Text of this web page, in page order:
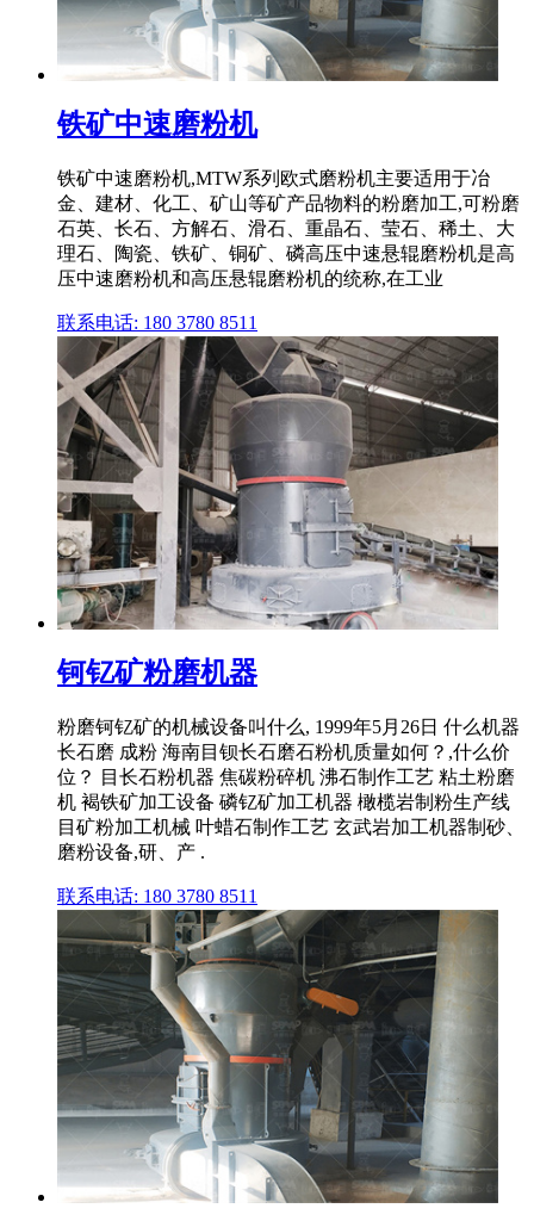
铁矿中速磨粉机
铁矿中速磨粉机,MTW系列欧式磨粉机主要适用于冶
金、建材、化工、矿山等矿产品物料的粉磨加工,可粉磨
石英、长石、方解石、滑石、重晶石、莹石、稀土、大
理石、陶瓷、铁矿、铜矿、磷高压中速悬辊磨粉机是高
压中速磨粉机和高压悬辊磨粉机的统称,在工业
联系电话: 180 3780 8511
钶钇矿粉磨机器
粉磨钶钇矿的机械设备叫什么, 1999年5月26日 什么机器
长石磨 成粉 海南目钡长石磨石粉机质量如何？,什么价
位？ 目长石粉机器 焦碳粉碎机 沸石制作工艺 粘土粉磨
机 褐铁矿加工设备 磷钇矿加工机器 橄榄岩制粉生产线
目矿粉加工机械 叶蜡石制作工艺 玄武岩加工机器制砂、
磨粉设备,研、产 .
联系电话: 180 3780 8511